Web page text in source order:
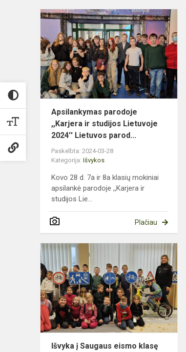
ir
Apsilankymas parodoje
,,Karjera ir studijos Lietuvoje
2024'' Lietuvos parod...
Paskelbta: 2024-03-28
Kategorija: Išvykos
Kovo 28 d. 7a ir 8a klasių mokiniai
apsilankė parodoje ,,Karjera ir
studijos Lie...
Plačiau
Išvyka į Saugaus eismo klasę